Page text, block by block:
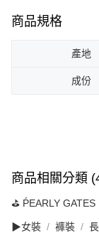
商品規格
產地
成份
商品相關分類
⛳️ ṔEARLY GATES
▶女裝 褲裝